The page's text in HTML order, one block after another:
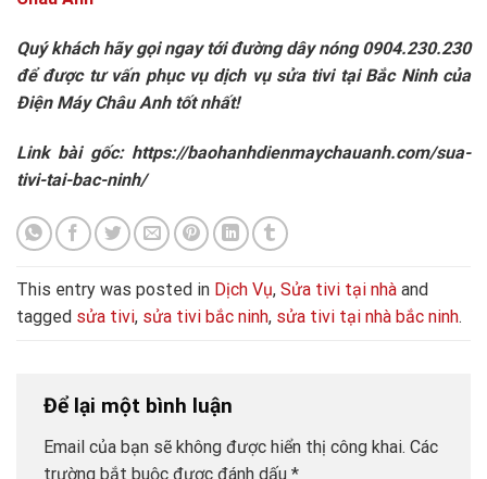
Quý khách hãy gọi ngay tới đường dây nóng 0904.230.230
để được tư vấn phục vụ dịch vụ sửa tivi tại Bắc Ninh của
Điện Máy Châu Anh tốt nhất!
Link bài gốc: https://baohanhdienmaychauanh.com/sua-
tivi-tai-bac-ninh/ ‎
This entry was posted in Dịch Vụ, Sửa tivi tại nhà and
tagged sửa tivi, sửa tivi bắc ninh, sửa tivi tại nhà bắc ninh.
Để lại một bình luận
Email của bạn sẽ không được hiển thị công khai. Các
trường bắt buộc được đánh dấu *